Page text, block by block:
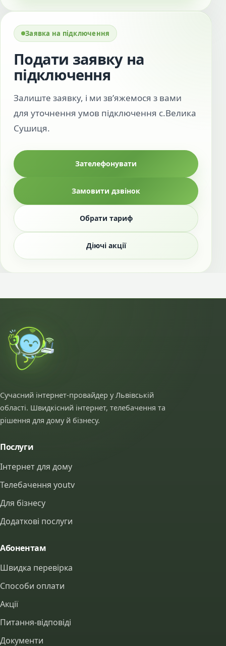
Заявка на підключення
Подати заявку на
підключення
Залиште заявку, і ми зв’яжемося з вами
для уточнення умов підключення с.Велика
Сушиця.
Зателефонувати
Замовити дзвінок
Обрати тариф
Діючі акції
Сучасний інтернет-провайдер у Львівській
області. Швидкісний інтернет, телебачення та
рішення для дому й бізнесу.
Послуги
Інтернет для дому
Телебачення youtv
Для бізнесу
Додаткові послуги
Абонентам
Швидка перевірка
Способи оплати
Акції
Питання-відповіді
Документи